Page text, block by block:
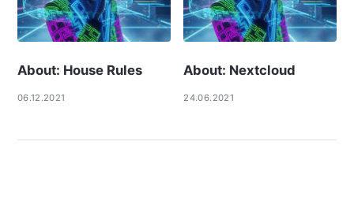
About: House Rules
06.12.2021
About: Nextcloud
24.06.2021